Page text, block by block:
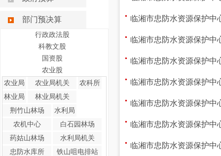
部门预决算
行政政法股
科教文股
国资股
农业股
农业局
农业局机关
农科所
林业局
林业局机关
荆竹山林场
水利局
农机中心
白石园林场
药姑山林场
水利局机关
忠防水库所
铁山咀电排站
临湘市忠防水资源保护中
临湘市忠防水资源保护中
临湘市忠防水资源保护中
临湘市忠防水资源保护中
临湘市忠防水资源保护中
临湘市忠防水资源保护中
临湘市忠防水资源保护中